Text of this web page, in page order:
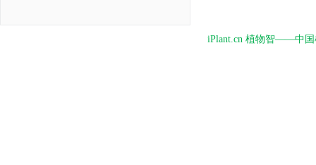
iPlant.cn 植物智——中国